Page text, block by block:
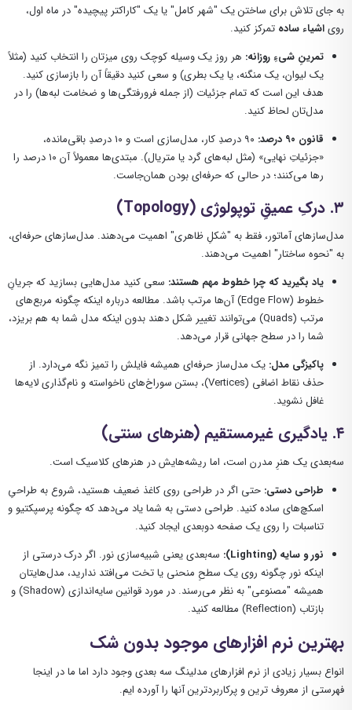
به جای تلاش برای ساختن یک "شهر کامل" یا یک "کاراکتر پیچیده" در ماه اول،
رویاشیاء ساده تمرکز کنید.
تمرینِ شیءِ روزانه: هر روز یک وسیله کوچک روی میزتان را انتخاب کنید (مثلاً
یک لیوان، یک منگنه، یا یک بطری) و سعی کنید دقیقاً آن را بازسازی کنید.
هدف این است که تمام جزئیات (از جمله فرورفتگی‌ها و ضخامت لبه‌ها) را در
مدل‌تان لحاظ کنید.
قانون ۹۰ درصد:
۹۰ درصدِ کار، مدل‌سازی است و ۱۰ درصدِ باقی‌مانده،
«جزئیاتِ نهایی» (مثل لبه‌های گرد یا متریال). مبتدی‌ها معمولاً آن ۱۰ درصد را
رها می‌کنند؛ در حالی که حرفه‌ای بودن همان‌جاست.
۳. درکِ عمیقِ توپولوژی (Topology)
مدل‌سازهای آماتور، فقط به "شکلِ ظاهری" اهمیت می‌دهند. مدل‌سازهای حرفه‌ای،
به "نحوه ساختار" اهمیت می‌دهند.
یاد بگیرید که چرا خطوط مهم هستند: سعی کنید مدل‌هایی بسازید که جریانِ
خطوط (Edge Flow) آن‌ها مرتب باشد. مطالعه درباره اینکه چگونه مربع‌های
مرتب (Quads) می‌توانند تغییر شکل دهند بدون اینکه مدل شما به هم بریزد،
شما را در سطح جهانی قرار می‌دهد.
پاکیزگی مدل: یک مدل‌ساز حرفه‌ای همیشه فایلش را تمیز نگه می‌دارد. از
حذف نقاط اضافی (Vertices)، بستن سوراخ‌های ناخواسته و نام‌گذاری لایه‌ها
غافل نشوید.
۴. یادگیری غیرمستقیم (هنرهای سنتی)
سه‌بعدی یک هنرِ مدرن است، اما ریشه‌هایش در هنرهای کلاسیک است.
طراحی دستی: حتی اگر در طراحی روی کاغذ ضعیف هستید، شروع به طراحیِ
اسکچ‌های ساده کنید. طراحی دستی به شما یاد می‌دهد که چگونه پرسپکتیو و
تناسبات را روی یک صفحه دو‌بعدی ایجاد کنید.
نور و سایه (Lighting):
سه‌بعدی یعنی شبیه‌سازی نور. اگر درک درستی از
اینکه نور چگونه روی یک سطحِ منحنی یا تخت می‌افتد ندارید، مدل‌هایتان
همیشه "مصنوعی" به نظر می‌رسند. در مورد قوانین سایه‌اندازی (Shadow) و
بازتاب (Reflection) مطالعه کنید.
بهترین نرم افزارهای موجود بدون شک
انواع بسیار زیادی از نرم افزارهای مدلینگ سه بعدی وجود دارد اما ما در اینجا
فهرستی از معروف ترین و پرکاربردترین آنها را آورده ایم.